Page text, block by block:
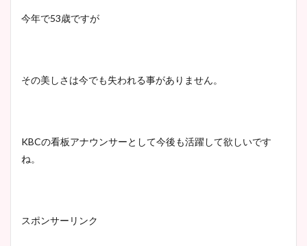
今年で53歳ですが
その美しさは今でも失われる事がありません。
KBCの看板アナウンサーとして今後も活躍して欲しいです
ね。
スポンサーリンク